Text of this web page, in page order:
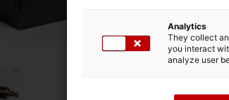
DONNÉES DU
Domaine
Analytics
They collect
you interact
analyze user